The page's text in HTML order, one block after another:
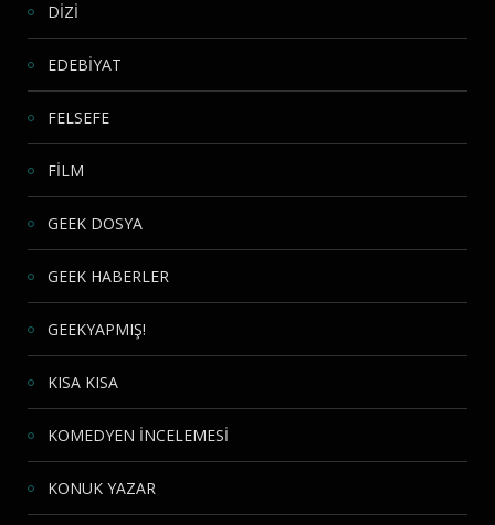
DİZİ
EDEBİYAT
FELSEFE
FİLM
GEEK DOSYA
GEEK HABERLER
GEEKYAPMIŞ!
KISA KISA
KOMEDYEN İNCELEMESİ
KONUK YAZAR